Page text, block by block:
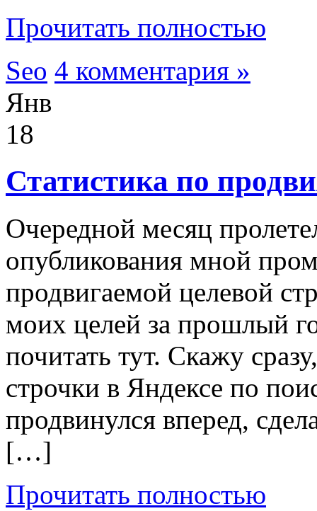
Прочитать полностью
Seo 4 комментария »
Янв
18
Статистика по
Очередной месяц
опубликования мной
продвигаемой целевой
моих целей за прошлый
почитать тут. Скажу
строчки в Яндексе по
продвинулся вперед,
[…]
Прочитать полностью